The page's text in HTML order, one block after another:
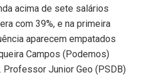
acima de sete salários
com 39%, e na primeira
aparecem empatados
Campos (Podemos)
Professor Junior Geo (PSDB)